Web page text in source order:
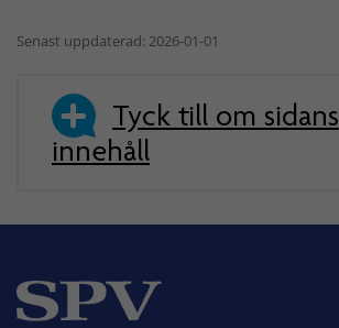
Senast uppdaterad: 2026-01-01
Tyck till om sidans
innehåll